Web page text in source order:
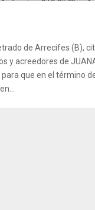
de Arrecifes (B),
y acreedores de
para que en el término